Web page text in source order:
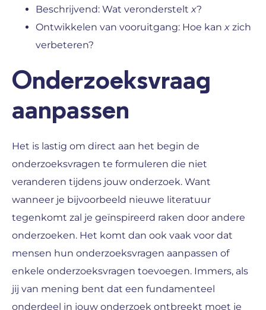
Beschrijvend: Wat verondersteltx?
Ontwikkelen van vooruitgang: Hoe kanx zich
verbeteren?
Onderzoeksvraag
aanpassen
Het is lastig om direct aan het begin de
onderzoeksvragen te formuleren die niet
veranderen tijdens jouw onderzoek. Want
wanneer je bijvoorbeeld nieuwe literatuur
tegenkomt zal je geïnspireerd raken door andere
onderzoeken. Het komt dan ook vaak voor dat
mensen hun onderzoeksvragen aanpassen of
enkele onderzoeksvragen toevoegen. Immers, als
jij van mening bent dat een fundamenteel
onderdeel in jouw onderzoek ontbreekt moet je